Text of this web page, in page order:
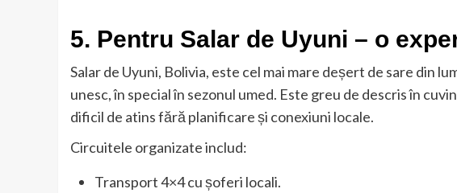
5. Pentru Salar de Uyuni – o
Salar de Uyuni, Bolivia, este cel mai mare deșert de sare din
unesc, în special în sezonul umed. Este greu de descris în
dificil de atins fără planificare și conexiuni locale.
Circuitele organizate includ:
Transport 4×4 cu șoferi locali.